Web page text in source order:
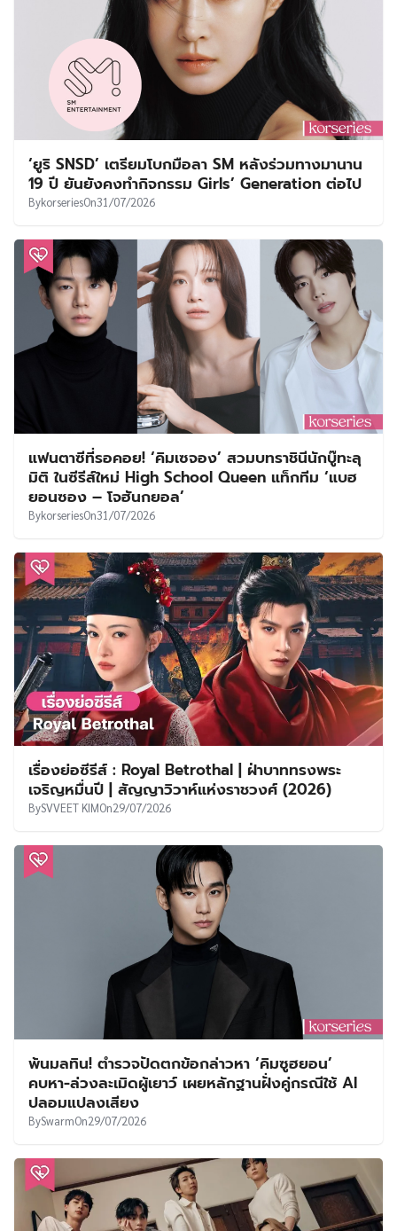
‘ยูริ SNSD’ เตรียมโบกมือลา SM หลังร่วมทางมานาน
19 ปี ยันยังคงทำกิจกรรม Girls’ Generation ต่อไป
BykorseriesOn31/07/2026
แฟนตาซีที่รอคอย! ‘คิมเซจอง’ สวมบทราชินีนักบู๊ทะลุ
มิติ ในซีรีส์ใหม่ High School Queen แท็กทีม ‘แบฮ
ยอนซอง – โจฮันกยอล’
BykorseriesOn31/07/2026
เรื่องย่อซีรีส์ : Royal Betrothal | ฝ่าบาททรงพระ
เจริญหมื่นปี | สัญญาวิวาห์แห่งราชวงศ์ (2026)
BySVVEET KIMOn29/07/2026
พ้นมลทิน! ตำรวจปัดตกข้อกล่าวหา ‘คิมซูฮยอน’
คบหา-ล่วงละเมิดผู้เยาว์ เผยหลักฐานฝั่งคู่กรณีใช้ AI
ปลอมแปลงเสียง
BySwarmOn29/07/2026